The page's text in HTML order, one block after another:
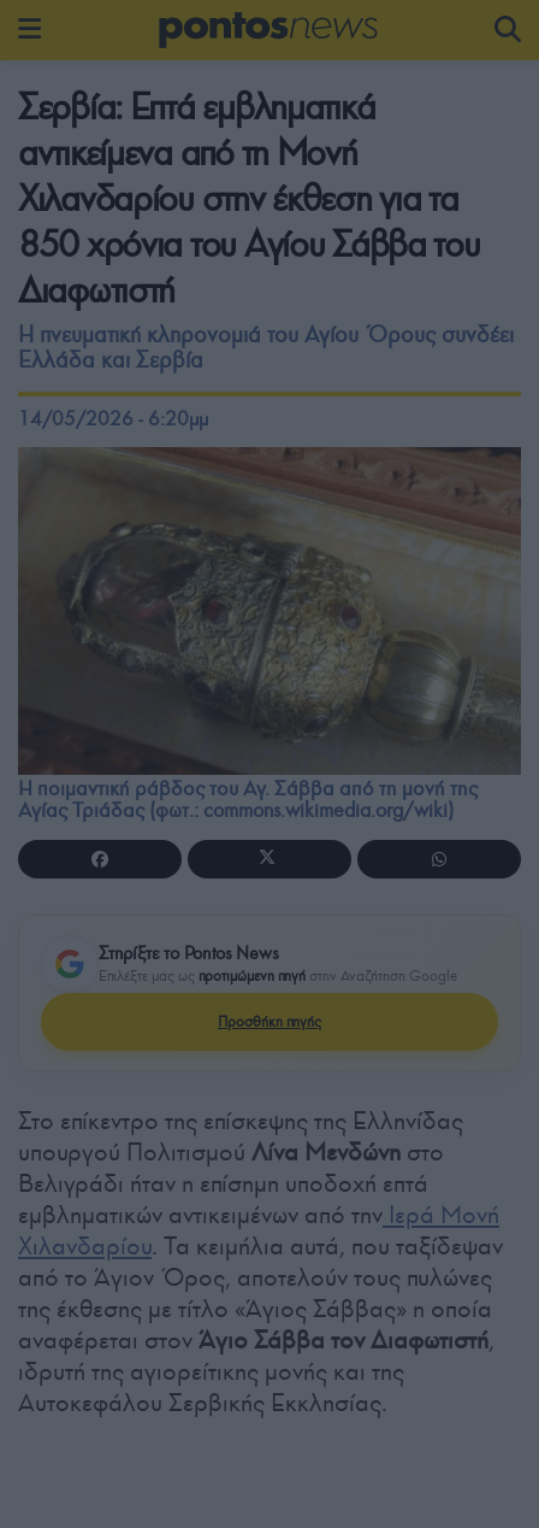
Σερβία: Επτά εμβληματικά
αντικείμενα από τη Μονή
Χιλανδαρίου στην έκθεση για τα
850 χρόνια του Αγίου Σάββα του
Διαφωτιστή
Η πνευματική κληρονομιά του Αγίου Όρους συνδέει
Ελλάδα και Σερβία
14/05/2026 - 6:20μμ
Η ποιμαντική ράβδος του Αγ. Σάββα από τη μονή της
Αγίας Τριάδας (φωτ.: commons.wikimedia.org/wiki)
Στηρίξτε το Pontos News
Επιλέξτε μας ως προτιμώμενη πηγή στην Αναζήτηση Google
Προσθήκη πηγής
Στο επίκεντρο της επίσκεψης της Ελληνίδας
υπουργού Πολιτισμού Λίνα Μενδώνη στο
Βελιγράδι ήταν η επίσημη υποδοχή επτά
εμβληματικών αντικειμένων από την Ιερά Μονή
Χιλανδαρίου. Τα κειμήλια αυτά, που ταξίδεψαν
από το Άγιον Όρος, αποτελούν τους πυλώνες
της έκθεσης με τίτλο «Άγιος Σάββας» η οποία
αναφέρεται στονΆγιο Σάββα τον Διαφωτιστή,
ιδρυτή της αγιορείτικης μονής και της
Αυτοκεφάλου Σερβικής Εκκλησίας.